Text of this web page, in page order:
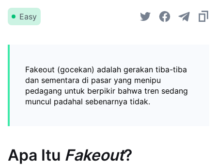
Easy
Fakeout (gocekan) adalah gerakan tiba-tiba
dan sementara di pasar yang menipu
pedagang untuk berpikir bahwa tren sedang
muncul padahal sebenarnya tidak.
Apa Itu Fakeout?